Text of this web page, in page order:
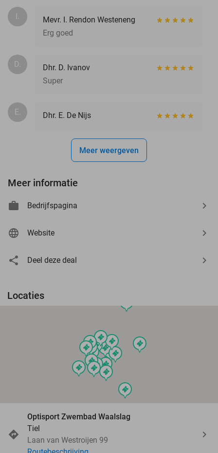
I.
Mevr. I. Rendon Westeneng
Erg goed
D.
Dhr. D. Ivanov
Super
E. Dhr. E. De Nijs
Meer weergeven
Meer informatie
Bedrijfspagina
Website
Deel deze deal
Locaties
events
events
events
events
events
events
events
events
events
events
events
events
events
events
events
events
events
events
Optisport Zwembad Waalslag
Tiel
Laan van Westroijen 99